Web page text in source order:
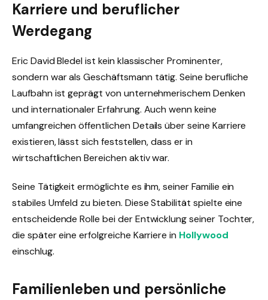
Karriere und beruflicher
Werdegang
Eric David Bledel ist kein klassischer Prominenter,
sondern war als Geschäftsmann tätig. Seine berufliche
Laufbahn ist geprägt von unternehmerischem Denken
und internationaler Erfahrung. Auch wenn keine
umfangreichen öffentlichen Details über seine Karriere
existieren, lässt sich feststellen, dass er in
wirtschaftlichen Bereichen aktiv war.
Seine Tätigkeit ermöglichte es ihm, seiner Familie ein
stabiles Umfeld zu bieten. Diese Stabilität spielte eine
entscheidende Rolle bei der Entwicklung seiner Tochter,
die später eine erfolgreiche Karriere in Hollywood
einschlug.
Familienleben und persönliche